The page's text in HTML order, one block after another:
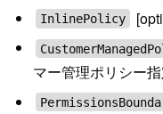
InlinePolicy
マー管理ポリシー